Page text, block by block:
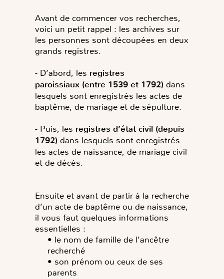
Avant de commencer vos recherches,
voici un petit rappel : les archives sur
les personnes sont découpées en deux
grands registres.
- D’abord, les registres
paroissiaux (entre 1539 et 1792) dans
lesquels sont enregistrés les actes de
baptême, de mariage et de sépulture.
- Puis, les registres d’état civil (depuis
1792) dans lesquels sont enregistrés
les actes de naissance, de mariage civil
et de décès.
Ensuite et avant de partir à la recherche
d’un acte de baptême ou de naissance,
il vous faut quelques informations
essentielles :
• le nom de famille de l’ancêtre
recherché
• son prénom ou ceux de ses
parents